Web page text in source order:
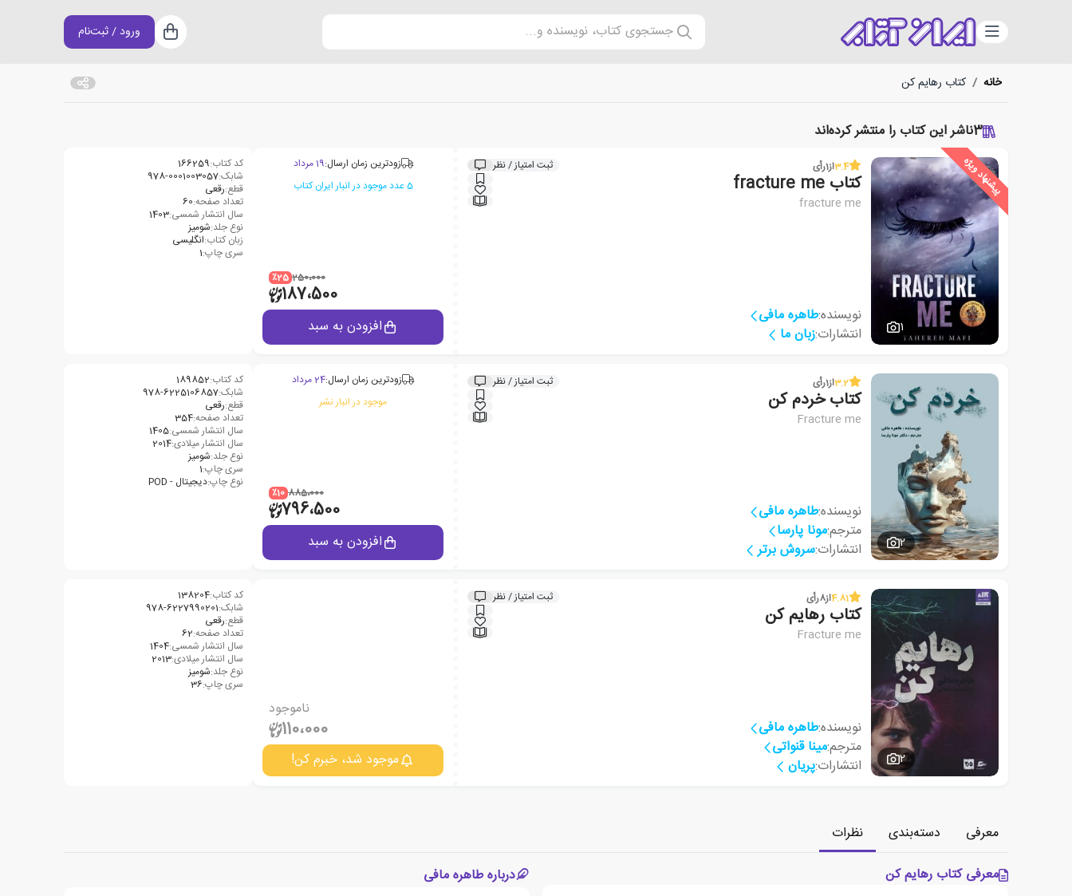
دسته‌بندی جستجوی کتاب، نویسنده و... سبد خرید
ورود / ثبت‌نام
خانه / کتاب رهایم کن
3ناشر این کتاب را منتشر کرده‌اند
پیشنهاد ویژه
1
3.4از1رأی ثبت امتیاز / نظر
کتاب fracture me
fracture me
نویسنده:طاهره مافی
انتشارات:زبان ما
زودترین زمان ارسال:19 مرداد
5 عدد موجود در انبار ایران کتاب
250،000 ٪25
187،500
افزودن به سبد
کد کتاب:166259
شابک:978-0001003057
قطع:رقعی
تعداد صفحه:60
سال انتشار شمسی:1403
نوع جلد:شومیز
زبان کتاب:انگلیسی
سری چاپ:1
2
3.2از1رأی ثبت امتیاز / نظر
کتاب خردم کن
Fracture me
نویسنده:طاهره مافی
مترجم:مونا پارسا
انتشارات:سروش برتر
زودترین زمان ارسال:24 مرداد
موجود در انبار نشر
885،000 ٪10
796،500
افزودن به سبد
کد کتاب:189852
شابک:978-6225106857
قطع:رقعی
تعداد صفحه:354
سال انتشار شمسی:1405
سال انتشار میلادی:2014
نوع جلد:شومیز
سری چاپ:1
نوع چاپ:دیجیتال - POD
2
4.81از8رأی ثبت امتیاز / نظر
کتاب رهایم کن
Fracture me
نویسنده:طاهره مافی
مترجم:مینا قنواتی
انتشارات:پریان
ناموجود
110،000
موجود شد، خبرم کن!
کد کتاب:138204
شابک:978-6227990201
قطع:رقعی
تعداد صفحه:62
سال انتشار شمسی:1404
سال انتشار میلادی:2013
نوع جلد:شومیز
سری چاپ:36
معرفی دسته‌بندی
نظرات
معرفی کتاب رهایم کن
درباره طاهره مافی